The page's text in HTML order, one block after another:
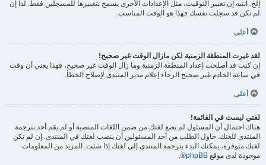
إلخ. انتبه إن تغيير التوقيت، مثل الإعدادات الأخرى يسمح بتغييرها للمسجلين فقط. لذا إن
لم تكن قد سجلت نفسك فهذا هو الوقت المناسب.
أعلى
لقد غيرت المنطقة الزمنية لكن مازال الوقت غير صحيح!
إن كنت قد أصلحت إعداد المنطقة الزمنية وما زال الوقت غير صحيح، فهذا يعني أن وقت
في ساعة الخادم غير صحيح الرجاء إعلام مدير المنتدى لإصلاح الخطأ.
أعلى
لغتي ليست في القائمة!
هناك احتمال أن المسئول لم يضع لغتك من ضمن اللغات المنصبة أو لم يقم أحد بترجمة
المنتدى للغتك. حاول الطلب من أحد المسئولين أن ينصب لغتك في المنتدى. إن لم تكن
لغتك متوفرة، يمكنك البدء بترجمة المنتدى إلى لغتك إذا شئت. المزيد من المعلومات
موجودة لدى موقع phpBB
®.